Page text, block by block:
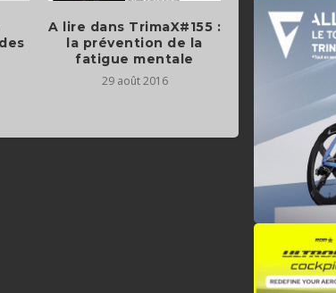
A lire dans TrimaX#155 :
la prévention de la
fatigue mentale
29 août 2016